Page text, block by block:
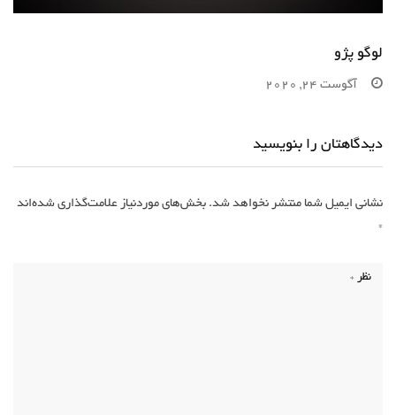
لوگو پژو
آگوست 24, 2020
دیدگاهتان را بنویسید
نشانی ایمیل شما منتشر نخواهد شد. بخش‌های موردنیاز علامت‌گذاری شده‌اند
*